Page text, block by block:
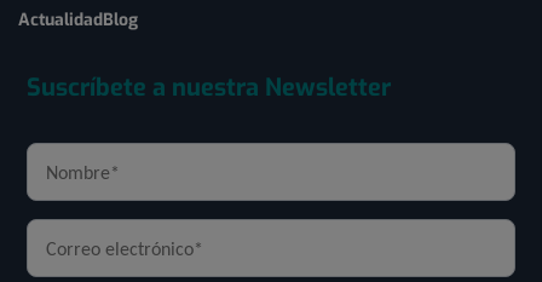
ActualidadBlog
Suscríbete a nuestra Newsletter